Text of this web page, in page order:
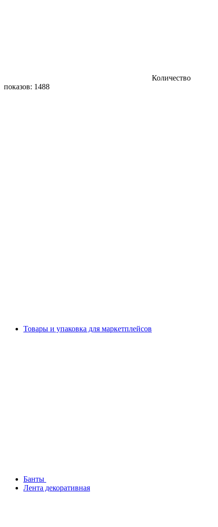
Количество
показов: 1488
Товары и упаковка для маркетплейсов
Банты
Лента декоративная